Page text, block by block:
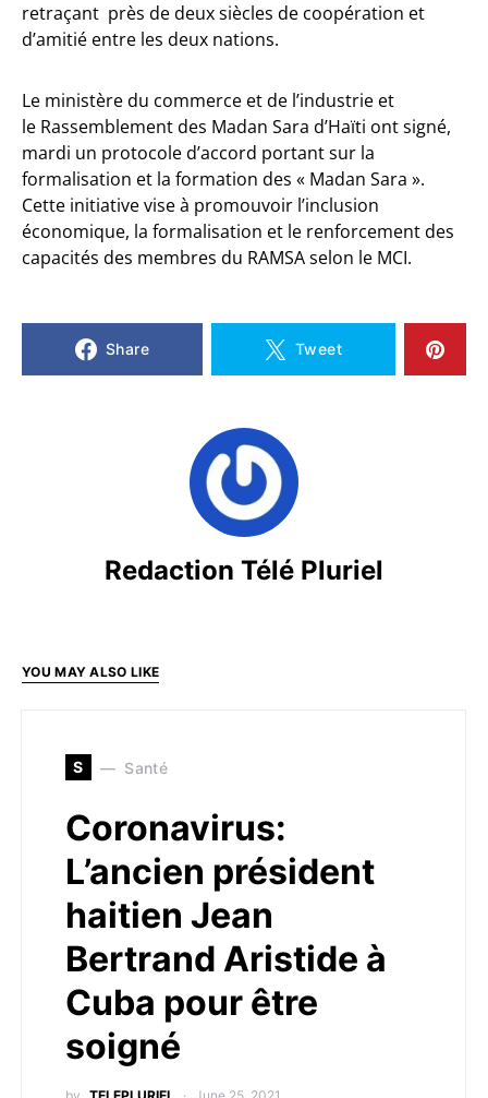
retraçant près de deux siècles de coopération et
d’amitié entre les deux nations.
Le ministère du commerce et de l’industrie et
le Rassemblement des Madan Sara d’Haïti ont signé,
mardi un protocole d’accord portant sur la
formalisation et la formation des « Madan Sara ».
Cette initiative vise à promouvoir l’inclusion
économique, la formalisation et le renforcement des
capacités des membres du RAMSA selon le MCI.
Share Tweet
Redaction Télé Pluriel
YOU MAY ALSO LIKE
S Santé
Coronavirus:
L’ancien président
haitien Jean
Bertrand Aristide à
Cuba pour être
soigné